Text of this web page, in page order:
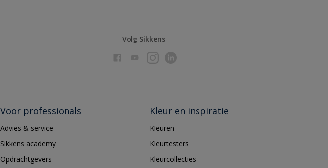
Volg Sikkens
Voor professionals
Advies & service
Sikkens academy
Opdrachtgevers
Kleur en inspiratie
Kleuren
Kleurtesters
Kleurcollecties